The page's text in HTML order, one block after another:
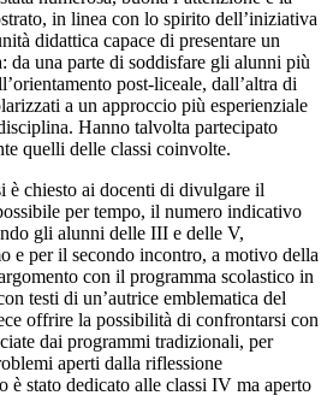
in linea con lo spirito dell’iniziativa
didattica capace di presentare un
una parte di soddisfare gli alunni più
post-liceale, dall’altra di
a un approccio più esperienziale
Hanno talvolta partecipato
quelli delle classi coinvolte.
è chiesto ai docenti di divulgare il
per tempo, il numero indicativo
gli alunni delle III e delle V,
e per il secondo incontro, a motivo della
con il programma scolastico in
testi di un’autrice emblematica del
offrire la possibilità di confrontarsi con
dai programmi tradizionali, per
aperti dalla riflessione
è stato dedicato alle classi IV ma aperto